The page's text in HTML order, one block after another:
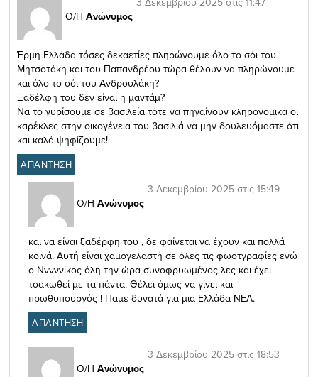
Ο/Η Ανώνυμος
Έρμη Ελλάδα τόσες δεκαετίες πληρώνουμε όλο το σόι του
Μητσοτάκη και του Παπανδρέου τώρα θέλουν να πληρώνουμε
και όλο το σόι του Ανδρουλάκη?
Ξαδέλφη του δεν είναι η μαντάμ?
Να το γυρίσουμε σε βασιλεία τότε να πηγαίνουν κληρονομικά οι
καρέκλες στην οικογένεια του βασιλιά να μην δουλευόμαστε ότι
και καλά ψηφίζουμε!
ΑΠΑΝΤΗΣΗ
Ο/Η Ανώνυμος
3 Δεκεμβρίου 2025 στις 15:49
και να είναι ξαδέρφη του , δε φαίνεται να έχουν και πολλά
κοινά. Αυτή είναι χαμογελαστή σε όλες τις φωοτγραφίες ενώ
ο Νννννίκος όλη την ώρα συνοφρυωμένος λες και έχει
τσακωθεί με τα πάντα. Θέλει όμως να γίνει και
πρωθυπουργός ! Παμε δυνατά για μια Ελλάδα ΝΕΑ.
ΑΠΑΝΤΗΣΗ
Ο/Η Ανώνυμος
3 Δεκεμβρίου 2025 στις 18:53